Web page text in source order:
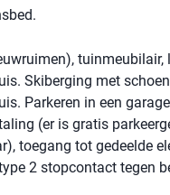
tuinmeubilair,
Skiberging met
Parkeren in een
(er is gratis
toegang tot gedeelde
2 stopcontact tegen